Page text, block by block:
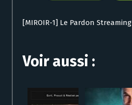
[MIROIR-1] Le Pardon Streaming
Voir aussi :